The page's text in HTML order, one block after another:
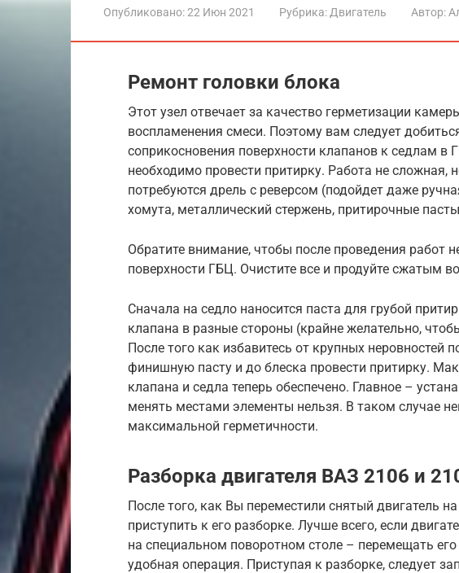
Опубликовано:22 Июн 2021 Рубрика: Двигатель Автор:
Ремонт головки блока
Этот узел отвечает за качество герметизации
воспламенения смеси. Поэтому вам следует
соприкосновения поверхности клапанов к седлам в
необходимо провести притирку. Работа не сложная,
потребуются дрель с реверсом (подойдет даже
хомута, металлический стержень, притирочные
Обратите внимание, чтобы после проведения работ
поверхности ГБЦ. Очистите все и продуйте сжатым
Сначала на седло наносится паста для грубой
клапана в разные стороны (крайне желательно,
После того как избавитесь от крупных неровностей
финишную пасту и до блеска провести притирку.
клапана и седла теперь обеспечено. Главное –
менять местами элементы нельзя. В таком случае
максимальной герметичности.
Разборка двигателя ВАЗ 2106 и
После того, как Вы переместили снятый двигатель
приступить к его разборке. Лучше всего, если
на специальном поворотном столе – перемещать
удобная операция. Приступая к разборке, следует